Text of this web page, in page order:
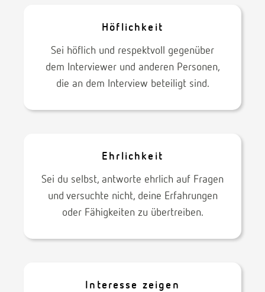
Höflichkeit
Sei höflich und respektvoll gegenüber
dem Interviewer und anderen Personen,
die an dem Interview beteiligt sind.
Ehrlichkeit
Sei du selbst, antworte ehrlich auf Fragen
und versuchte nicht, deine Erfahrungen
oder Fähigkeiten zu übertreiben.
Interesse zeigen